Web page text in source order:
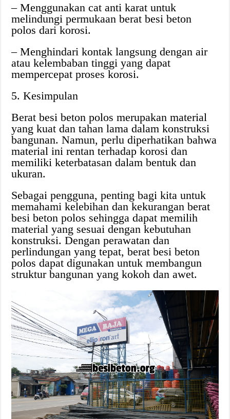
– Menggunakan cat anti karat untuk
melindungi permukaan berat besi beton
polos dari korosi.
– Menghindari kontak langsung dengan air
atau kelembaban tinggi yang dapat
mempercepat proses korosi.
5. Kesimpulan
Berat besi beton polos merupakan material
yang kuat dan tahan lama dalam konstruksi
bangunan. Namun, perlu diperhatikan bahwa
material ini rentan terhadap korosi dan
memiliki keterbatasan dalam bentuk dan
ukuran.
Sebagai pengguna, penting bagi kita untuk
memahami kelebihan dan kekurangan berat
besi beton polos sehingga dapat memilih
material yang sesuai dengan kebutuhan
konstruksi. Dengan perawatan dan
perlindungan yang tepat, berat besi beton
polos dapat digunakan untuk membangun
struktur bangunan yang kokoh dan awet.